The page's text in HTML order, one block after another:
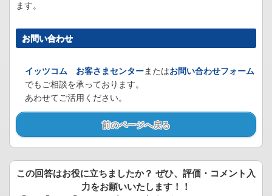
ます。
お問い合わせ
イッツコム お客さまセンターまたはお問い合わせフォーム
でもご相談を承っております。
あわせてご活用ください。
前のページへ戻る
この回答はお役に立ちましたか？ ぜひ、評価・コメント入
力をお願いいたします！！